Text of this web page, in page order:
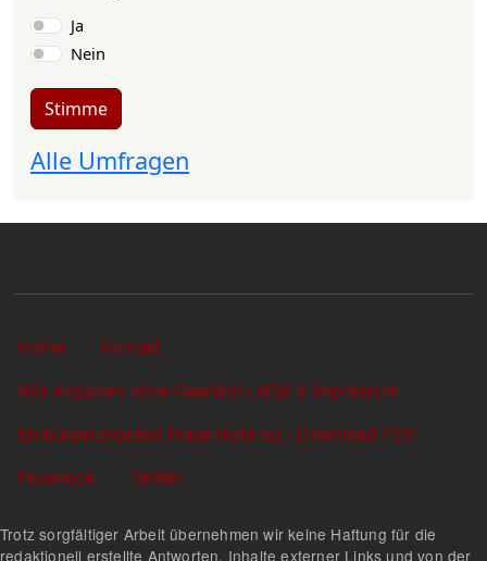
Auswahlmöglichkeiten
Ja
Nein
Stimme
Alle Umfragen
Sekundärlinks
Home
Kontakt
Alle Angaben ohne Gewähr! | AGB & Impressum
Einbürgerungstest Fragenkatalog - Download PDF
Facebook
Twitter
Trotz sorgfältiger Arbeit übernehmen wir keine Haftung für die
redaktionell erstellte Antworten, Inhalte externer Links und von der